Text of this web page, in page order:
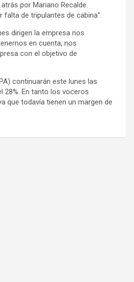
por Mariano Recalde.
de tripulantes de cabina”.
dirigen la empresa nos
en cuenta, nos
con el objetivo de
continuarán este lunes las
28%. En tanto los voceros
que todavía tienen un margen de